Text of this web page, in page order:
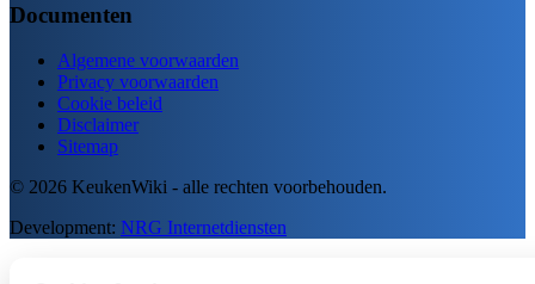
Documenten
Algemene voorwaarden
Privacy voorwaarden
Cookie beleid
Disclaimer
Sitemap
© 2026 KeukenWiki - alle rechten voorbehouden.
Development: NRG Internetdiensten